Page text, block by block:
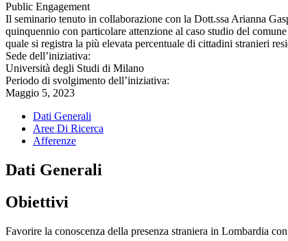
Public Engagement
Il seminario tenuto in collaborazione con la Dott.ssa Arianna
quinquennio con particolare attenzione al caso studio del
quale si registra la più elevata percentuale di cittadini stranieri
Sede dell’iniziativa:
Università degli Studi di Milano
Periodo di svolgimento dell’iniziativa:
Maggio 5, 2023
Dati Generali
Aree Di Ricerca
Afferenze
Dati Generali
Obiettivi
Favorire la conoscenza della presenza straniera in Lombardia